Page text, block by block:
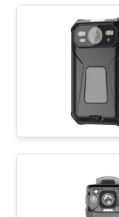
ΜΙΑ
SITEMAP